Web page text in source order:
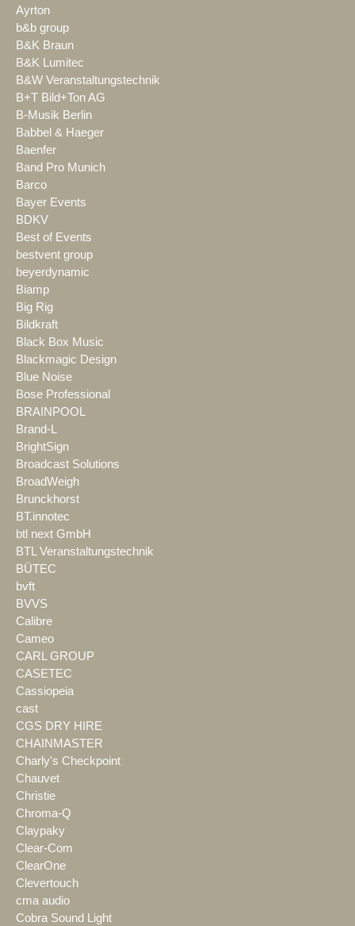
Ayrton
b&b group
B&K Braun
B&K Lumitec
B&W Veranstaltungstechnik
B+T Bild+Ton AG
B-Musik Berlin
Babbel & Haeger
Baenfer
Band Pro Munich
Barco
Bayer Events
BDKV
Best of Events
bestvent group
beyerdynamic
Biamp
Big Rig
Bildkraft
Black Box Music
Blackmagic Design
Blue Noise
Bose Professional
BRAINPOOL
Brand-L
BrightSign
Broadcast Solutions
BroadWeigh
Brunckhorst
BT.innotec
btl next GmbH
BTL Veranstaltungstechnik
BÜTEC
bvft
BVVS
Calibre
Cameo
CARL GROUP
CASETEC
Cassiopeia
cast
CGS DRY HIRE
CHAINMASTER
Charly's Checkpoint
Chauvet
Christie
Chroma-Q
Claypaky
Clear-Com
ClearOne
Clevertouch
cma audio
Cobra Sound Light